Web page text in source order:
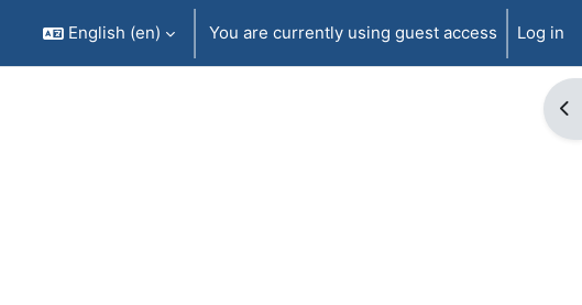
English ‎(en)‎ You are currently using guest access Log in